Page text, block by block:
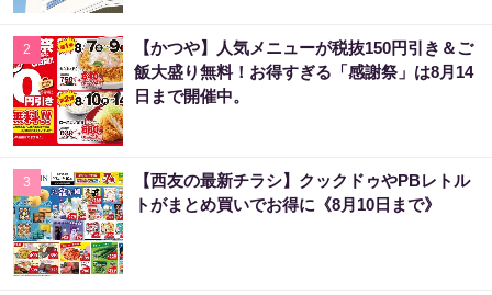
2
【かつや】人気メニューが税抜150円引き＆ご
飯大盛り無料！お得すぎる「感謝祭」は8月14
日まで開催中。
3
【西友の最新チラシ】クックドゥやPBレトル
トがまとめ買いでお得に《8月10日まで》